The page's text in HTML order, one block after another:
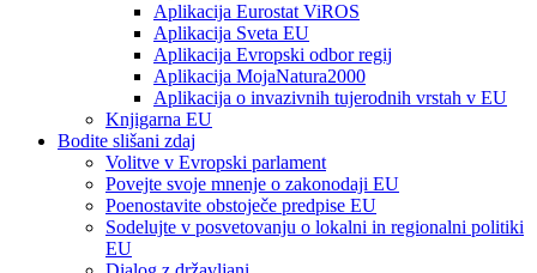
Aplikacija Eurostat ViROS
Aplikacija Sveta EU
Aplikacija Evropski odbor regij
Aplikacija MojaNatura2000
Aplikacija o invazivnih tujerodnih vrstah v EU
Knjigarna EU
Bodite slišani zdaj
Volitve v Evropski parlament
Povejte svoje mnenje o zakonodaji EU
Poenostavite obstoječe predpise EU
Sodelujte v posvetovanju o lokalni in regionalni politiki
EU